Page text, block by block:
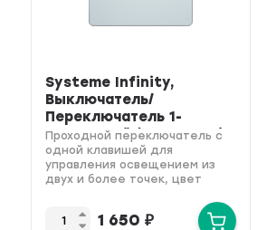
Systeme Infinity,
Выключатель/
Переключатель 1-
клавишный (250В,16АХ),
FSE00116...
Проходной переключатель с
одной клавишей для
управления освещением из
двух и более точек, цвет
1 650 ₽